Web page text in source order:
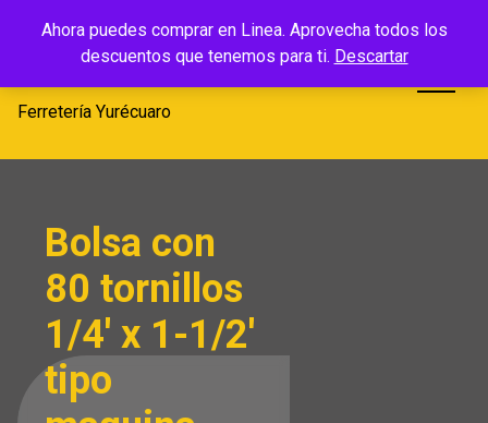
Ahora puedes comprar en Linea. Aprovecha todos los
descuentos que tenemos para ti. Descartar
Ferretería
Yurécuaro
Ferretería Yurécuaro
Bolsa con
80 tornillos
1/4′ x 1-1/2′
tipo